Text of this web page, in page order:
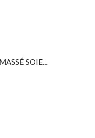
SOIE...